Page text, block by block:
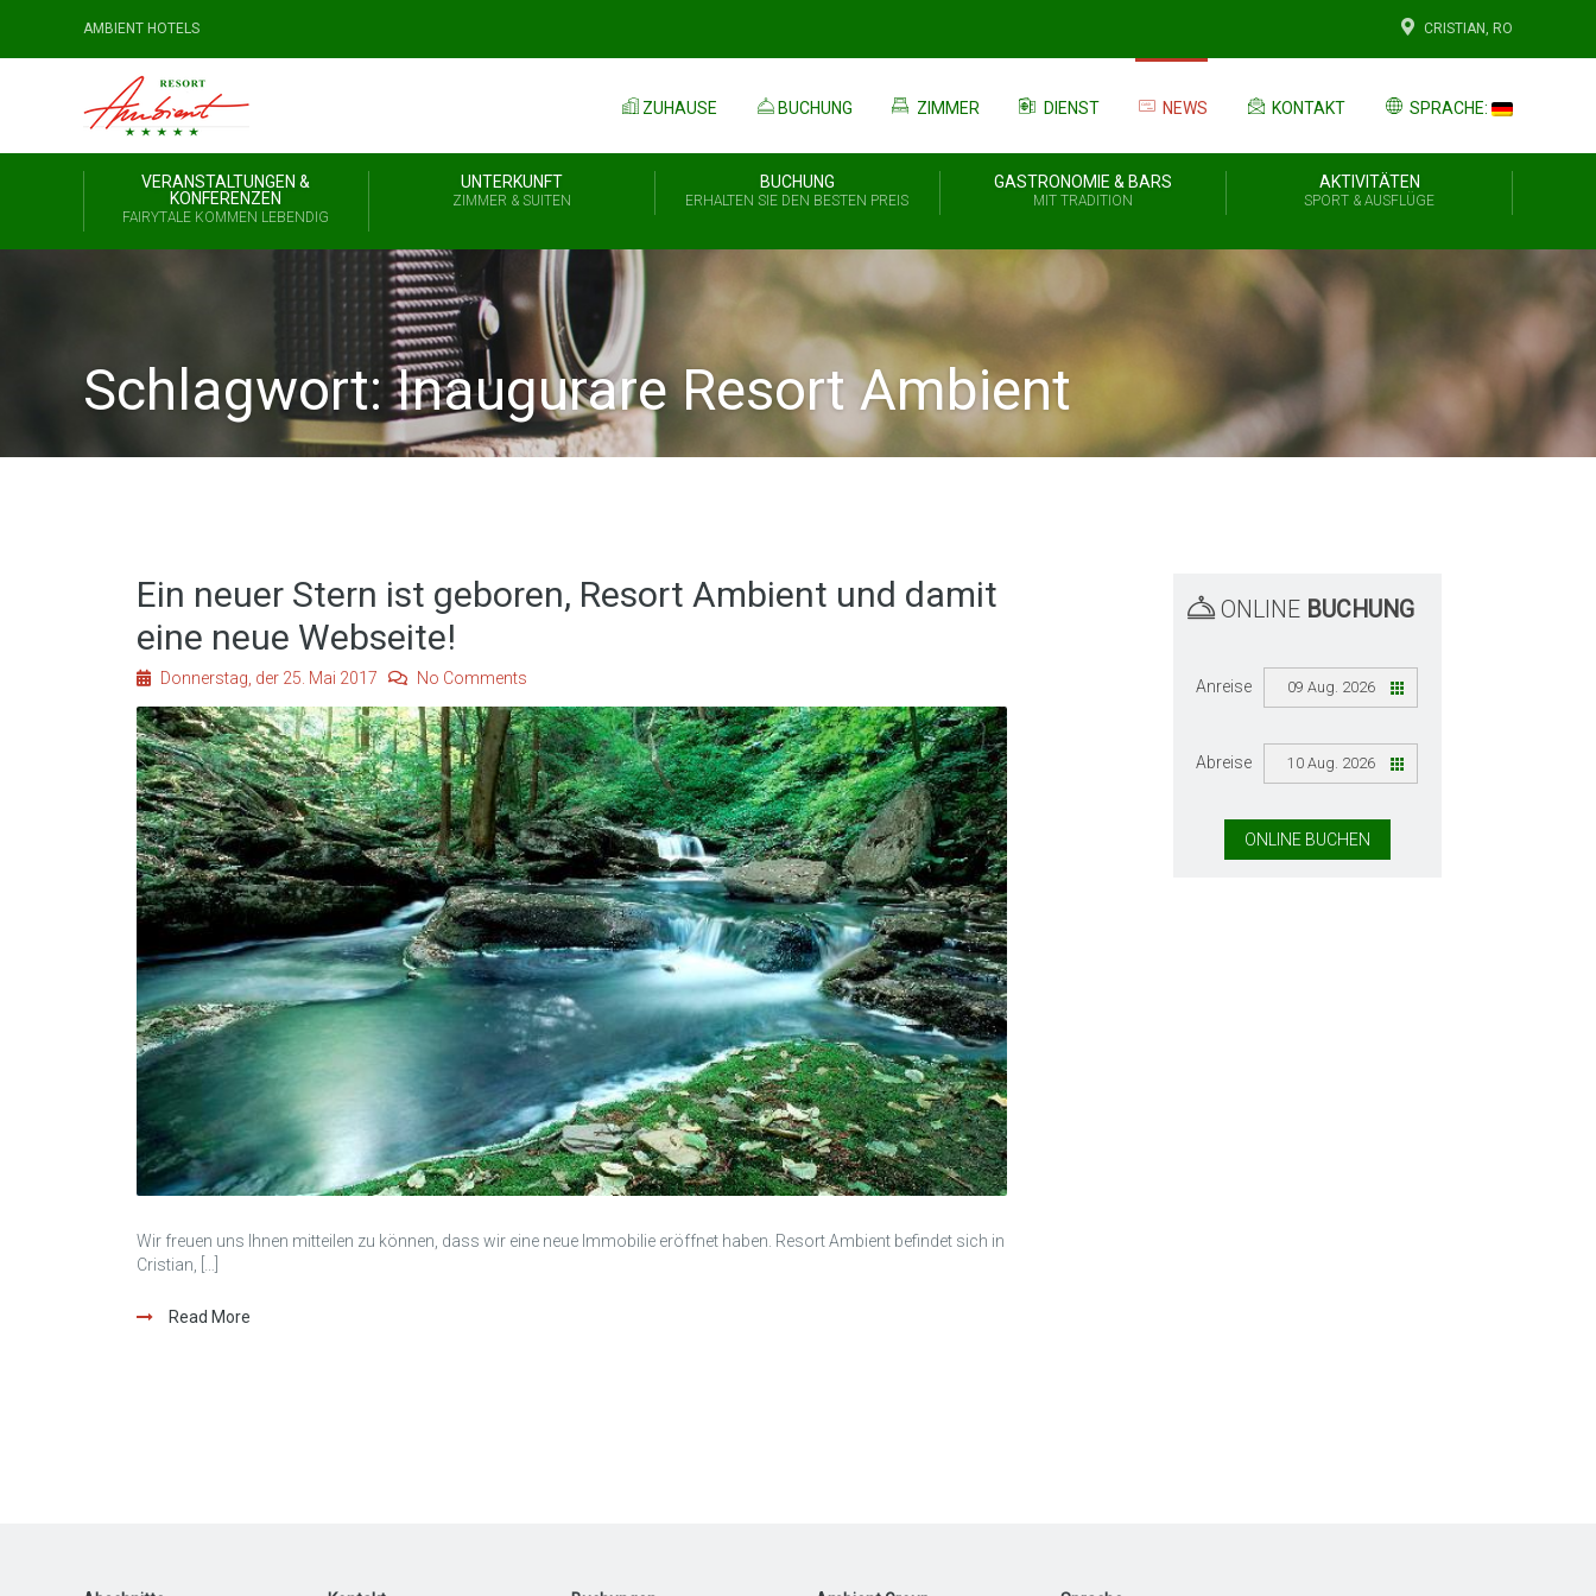
AMBIENT HOTELS CRISTIAN, RO
ZUHAUSE BUCHUNG ZIMMER DIENST NEWS KONTAKT SPRACHE:
VERANSTALTUNGEN &
KONFERENZEN
FAIRYTALE KOMMEN LEBENDIG
UNTERKUNFT
ZIMMER & SUITEN
BUCHUNG
ERHALTEN SIE DEN BESTEN PREIS
GASTRONOMIE & BARS
MIT TRADITION
AKTIVITÄTEN
SPORT & AUSFLÜGE
Schlagwort:Inaugurare Resort Ambient
Ein neuer Stern ist geboren, Resort Ambient und damit
eine neue Webseite!
Donnerstag, der 25. Mai 2017 No Comments
Wir freuen uns Ihnen mitteilen zu können, dass wir eine neue Immobilie eröffnet haben. Resort Ambient befindet sich in
Cristian, […]
Read More
ONLINE BUCHUNG
Anreise 09 Aug. 2026
Abreise 10 Aug. 2026
ONLINE BUCHEN